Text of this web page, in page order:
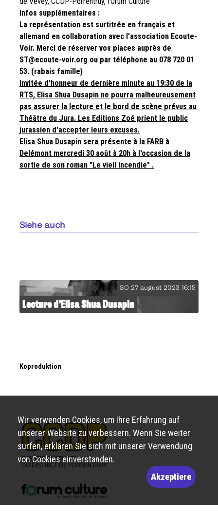
Infos supplémentaires :
La représentation est surtitrée en français et
allemand en collaboration avec l’association Ecoute-
Voir. Merci de réserver vos places auprès de
ST@ecoute-voir.org ou par téléphone au 078 720 01
53. (rabais famille)
Invitée d'honneur de dernière minute au 19:30 de la
RTS, Elisa Shua Dusapin ne pourra malheureusement
pas assurer la lecture et le bord de scène prévus au
Théâtre du Jura. Les Editions Zoé prient le public
jurassien d'accepter leurs excuses.
Elisa Shua Dusapin sera présente à la FARB à
Delémont mercredi 30 août à 20h à l'occasion de la
sortie de son roman "Le vieil incendie" .
Siehe auch
SO 27 august 2023 16:15
Lecture d’Elisa Shua Dusapin
Koproduktion
Wir verwenden Cookies, um Ihre Erfahrung auf
unserer Website zu verbessern. Wenn Sie weiter
surfen, erklären Sie sich mit unserer Verwendung
von Cookies einverstanden.
Akzeptiere